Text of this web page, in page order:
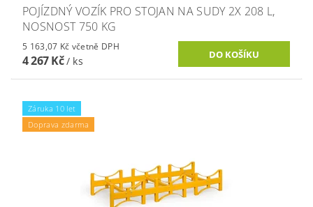
POJÍZDNÝ VOZÍK PRO STOJAN NA SUDY 2X 208 L,
NOSNOST 750 KG
5 163,07 Kč včetně DPH
4 267 Kč/ ks
Záruka 10 let
Doprava zdarma